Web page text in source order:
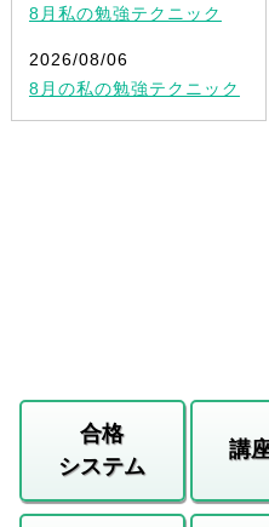
8月私の勉強テクニック
2026/08/06
8月の私の勉強テクニック
合格
システム
講